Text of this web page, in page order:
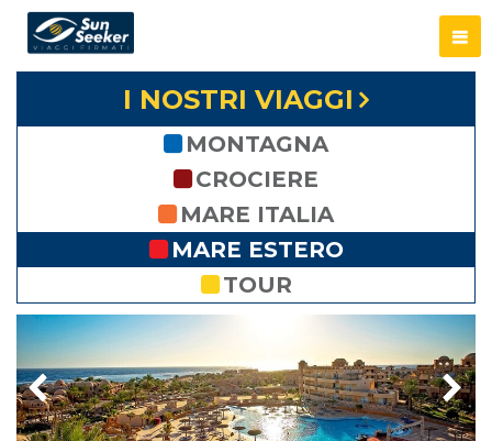
I NOSTRI VIAGGI
MONTAGNA
CROCIERE
MARE ITALIA
MARE ESTERO
TOUR